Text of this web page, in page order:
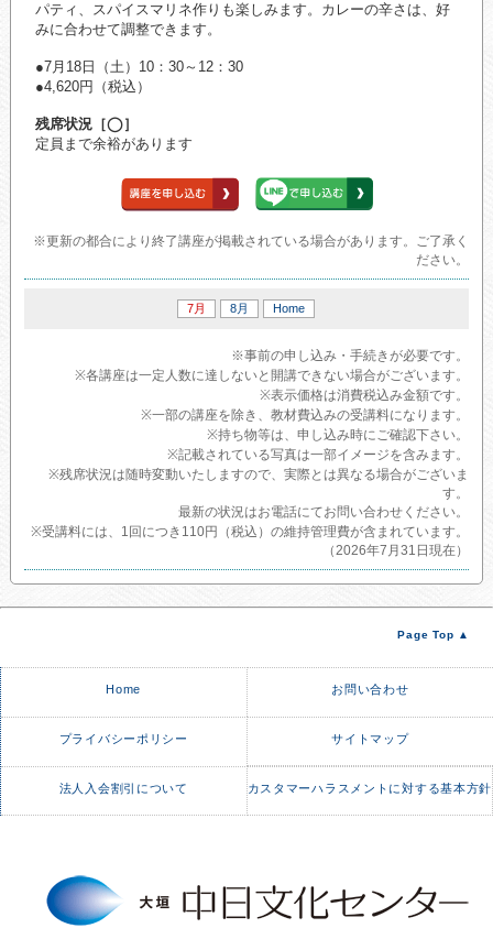
パティ、スパイスマリネ作りも楽しみます。カレーの辛さは、好
みに合わせて調整できます。
●7月18日（土）10：30～12：30
●4,620円（税込）
残席状況［◯］
定員まで余裕があります
※更新の都合により終了講座が掲載されている場合があります。ご了承く
ださい。
7月 8月 Home
※事前の申し込み・手続きが必要です。
※各講座は一定人数に達しないと開講できない場合がございます。
※表示価格は消費税込み金額です。
※一部の講座を除き、教材費込みの受講料になります。
※持ち物等は、申し込み時にご確認下さい。
※記載されている写真は一部イメージを含みます。
※残席状況は随時変動いたしますので、実際とは異なる場合がございま
す。
最新の状況はお電話にてお問い合わせください。
※受講料には、1回につき110円（税込）の維持管理費が含まれています。
（2026年7月31日現在）
Page Top ▲
Home お問い合わせ
プライバシーポリシー サイトマップ
法人入会割引について カスタマーハラスメントに対する基本方針